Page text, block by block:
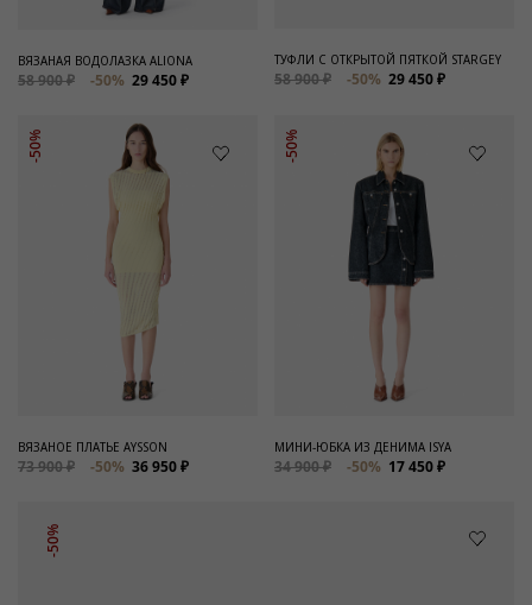
ВЯЗАНАЯ ВОДОЛАЗКА ALIONA
58 900 ₽ -50% 29 450 ₽
ТУФЛИ С ОТКРЫТОЙ ПЯТКОЙ STARGEY
58 900 ₽ -50% 29 450 ₽
-50%
ВЯЗАНОЕ ПЛАТЬЕ AYSSON
73 900 ₽ -50% 36 950 ₽
-50%
МИНИ-ЮБКА ИЗ ДЕНИМА ISYA
34 900 ₽ -50% 17 450 ₽
-50%